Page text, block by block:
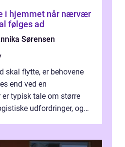
når nærvær
følges ad
Sørensen
skal flytte, er behovene
end ved en
typisk tale om større
udfordringer, og